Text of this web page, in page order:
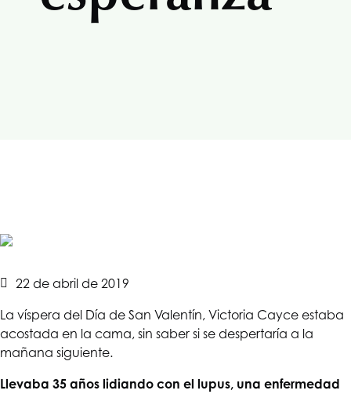
22 de abril de 2019
La víspera del Día de San Valentín, Victoria Cayce estaba
acostada en la cama, sin saber si se despertaría a la
mañana siguiente.
Llevaba 35 años lidiando con el lupus, una enfermedad